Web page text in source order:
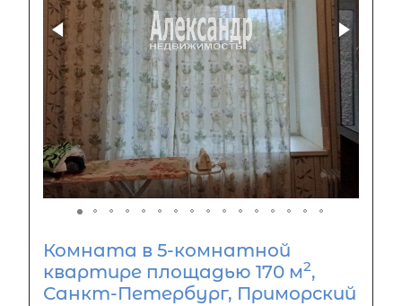
Комната в 5-комнатной
квартире площадью 170 м2,
Санкт-Петербург, Приморский